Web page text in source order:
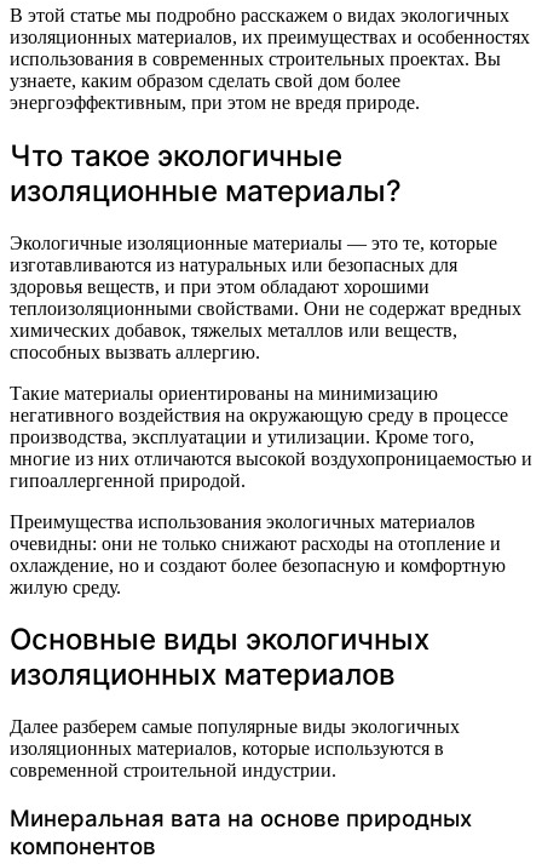
В этой статье мы подробно расскажем о видах экологичных
изоляционных материалов, их преимуществах и особенностях
использования в современных строительных проектах. Вы
узнаете, каким образом сделать свой дом более
энергоэффективным, при этом не вредя природе.
Что такое экологичные
изоляционные материалы?
Экологичные изоляционные материалы — это те, которые
изготавливаются из натуральных или безопасных для
здоровья веществ, и при этом обладают хорошими
теплоизоляционными свойствами. Они не содержат вредных
химических добавок, тяжелых металлов или веществ,
способных вызвать аллергию.
Такие материалы ориентированы на минимизацию
негативного воздействия на окружающую среду в процессе
производства, эксплуатации и утилизации. Кроме того,
многие из них отличаются высокой воздухопроницаемостью и
гипоаллергенной природой.
Преимущества использования экологичных материалов
очевидны: они не только снижают расходы на отопление и
охлаждение, но и создают более безопасную и комфортную
жилую среду.
Основные виды экологичных
изоляционных материалов
Далее разберем самые популярные виды экологичных
изоляционных материалов, которые используются в
современной строительной индустрии.
Минеральная вата на основе природных
компонентов